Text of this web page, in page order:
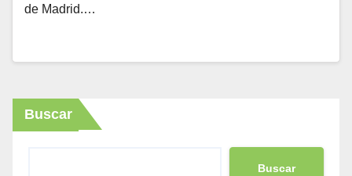
de Madrid.…
Buscar
Buscar